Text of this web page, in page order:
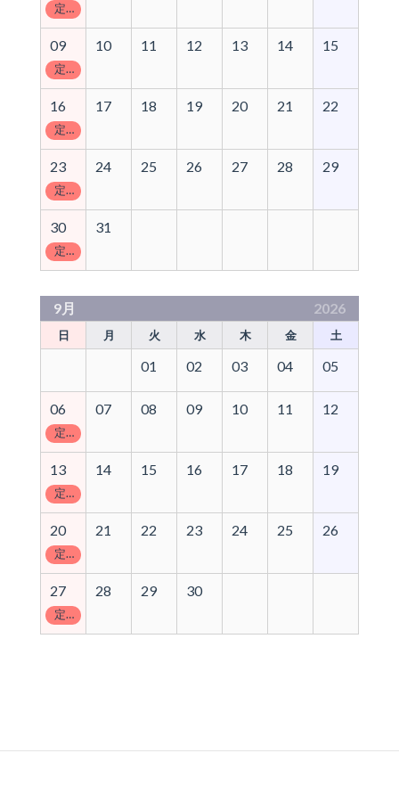
定休日
09
定休日
10 11 12 13 14 15
16
定休日
17 18 19 20 21 22
23
定休日
24 25 26 27 28 29
30
定休日
31
9月 2026
日 月 火 水 木 金 土
01 02 03 04 05
06
定休日
07 08 09 10 11 12
13
定休日
14 15 16 17 18 19
20
定休日
21 22 23 24 25 26
27
定休日
28 29 30